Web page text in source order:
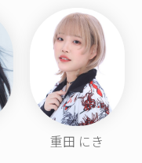
重田 にき